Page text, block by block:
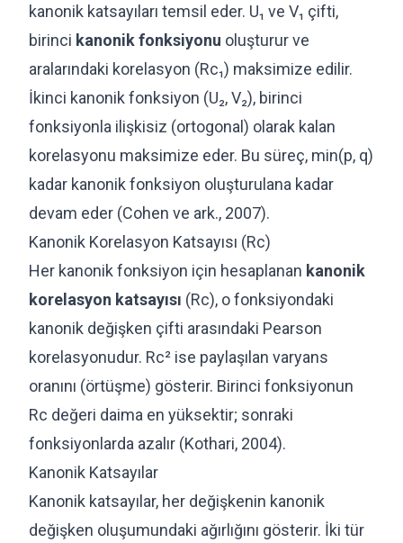
kanonik katsayıları temsil eder. U₁ ve V₁ çifti,
birinci kanonik fonksiyonu oluşturur ve
aralarındaki korelasyon (Rc₁) maksimize edilir.
İkinci kanonik fonksiyon (U₂, V₂), birinci
fonksiyonla ilişkisiz (ortogonal) olarak kalan
korelasyonu maksimize eder. Bu süreç, min(p, q)
kadar kanonik fonksiyon oluşturulana kadar
devam eder (Cohen ve ark., 2007).
Kanonik Korelasyon Katsayısı (Rc)
Her kanonik fonksiyon için hesaplanan kanonik
korelasyon katsayısı (Rc), o fonksiyondaki
kanonik değişken çifti arasındaki Pearson
korelasyonudur. Rc² ise paylaşılan varyans
oranını (örtüşme) gösterir. Birinci fonksiyonun
Rc değeri daima en yüksektir; sonraki
fonksiyonlarda azalır (Kothari, 2004).
Kanonik Katsayılar
Kanonik katsayılar, her değişkenin kanonik
değişken oluşumundaki ağırlığını gösterir. İki tür